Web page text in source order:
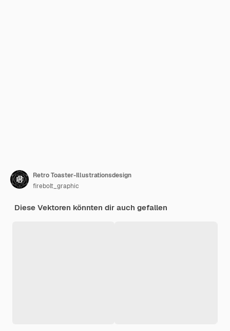
Retro Toaster-Illustrationsdesign
firebolt_graphic
Diese Vektoren könnten dir auch gefallen